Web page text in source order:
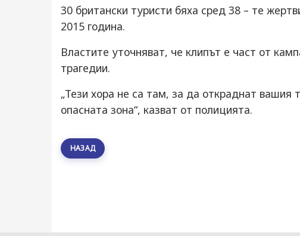
30 британски туристи бяха сред 38 – те
2015 година.
Властите уточняват, че клипът е част от
трагедии.
„Тези хора не са там, за да откраднат вашия
опасната зона“, казват от полицията.
НАЗАД